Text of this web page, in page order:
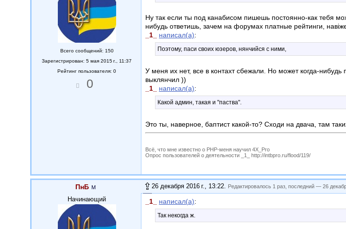
Всего сообщений: 150
Зарегистрирован: 5 мая 2015 г., 11:37
Рейтинг пользователя: 0
0
Ну так если ты под канабисом пишешь постоянно-как тебя
нибудь ответишь, зачем на форумах платные рейтинги,
_1_
написал(а):
Поэтому, паси своих юзеров, нянчийся с ними,
У меня их нет, все в контахт сбежали. Но может когда-
выклянчил ))
_1_
написал(а):
Какой админ, такая и "паства".
Это ты, наверное, баптист какой-то? Сходи на двача, там
Всё, что мне известно о PHP-меня научил 4X_Pro
Опрос пользователей о деятельности _1_ http://intbpro.ru/flood/119/
ПнБ
Начинающий
26 декабря 2016 г., 13:22. Редактировалось 1 раз, последний —26
_1_ написал(а):
Так некогда ж.